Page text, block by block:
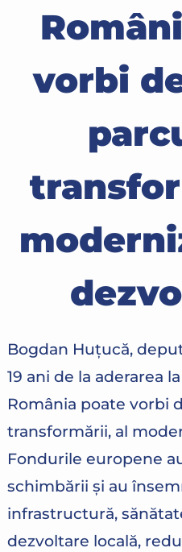
vorbi
Bogdan Huțucă,
19 ani de la aderarea
România poate vorbi
transformării, al
Fondurile europene
schimbării și au
infrastructură,
dezvoltare locală,